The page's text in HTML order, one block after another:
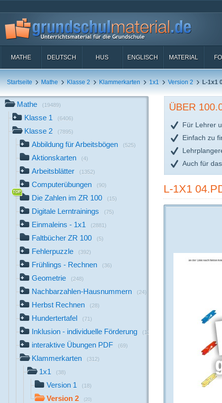
MATHE DEUTSCH HUS ENGLISCH MATERIAL
Startseite Mathe Klasse 2 Klammerkarten 1x1 Version 2 L-1x1
Mathe (19489)
Klasse 1 (6406)
Klasse 2 (7895)
Abbildung für Arbeitsbögen (525)
Aktionskarten (4)
Arbeitsblätter (1352)
Computerübungen (90)
Die Zahlen im ZR 100 (15)
Digitale Lerntrainings (75)
Einmaleins - 1x1 (2881)
Faltbücher ZR 100 (5)
Fehlerpuzzle (392)
Frühlings - Rechnen (36)
Geometrie (248)
Nachbarzahlen-Hausnummern (24)
Herbst Rechnen (28)
Hundertertafel (71)
Inklusion - individuelle Förderung (13)
interaktive Übungen PDF (69)
Klammerkarten (312)
1x1 (38)
Version 1 (18)
Version 2 (20)
ÜBER
Für Lehrer
Einfach zu
Auch für
L-1X1